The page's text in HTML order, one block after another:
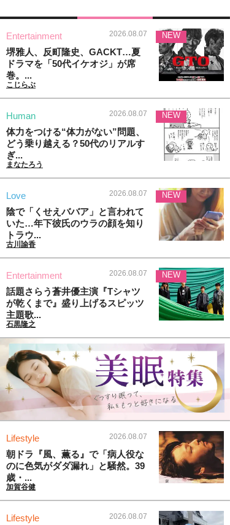
Entertainment 2026.08.07
堺雅人、反町隆史、GACKT…夏
ドラマを「50代イケオジ」が席
巻。...
こじらぶ
NEW
Human 2026.08.07
体力をつける“体力がない”問題、
どう乗り越える？50代のリアルす
ぎ...
まなたろう
NEW
Love 2026.08.07
陰で「くせえババア」と言われて
いた…年下彼氏のウラの顔を知り
トラウ...
古川諭香
NEW
Entertainment 2026.08.07
話題さらう蒼井優主演『Tシャツ
が乾くまで』盛り上げるスピッツ
主題歌...
石黒隆之
NEW
Lifestyle 2026.08.07
朝ドラ『風、薫る』で「病人役な
のに色気がダダ漏れ」と騒然。39
歳・...
加賀谷健
Lifestyle 2026.08.07